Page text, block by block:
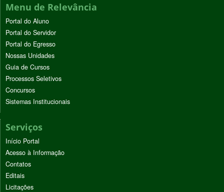
Menu de Relevância
Portal do Aluno
Portal do Servidor
Portal do Egresso
Nossas Unidades
Guia de Cursos
Processos Seletivos
Concursos
Sistemas Institucionais
Serviços
Início Portal
Acesso à Informação
Contatos
Editais
Licitações